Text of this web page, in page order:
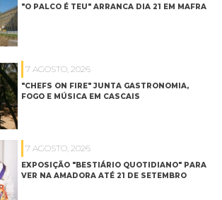
"O PALCO É TEU" ARRANCA DIA 21 EM MAFRA
7 AGOSTO, 2026
"CHEFS ON FIRE" JUNTA GASTRONOMIA,
FOGO E MÚSICA EM CASCAIS
7 AGOSTO, 2026
EXPOSIÇÃO "BESTIÁRIO QUOTIDIANO" PARA
VER NA AMADORA ATÉ 21 DE SETEMBRO